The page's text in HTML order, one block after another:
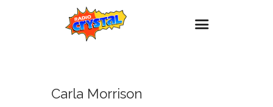
Estaciones
Carla Morrison